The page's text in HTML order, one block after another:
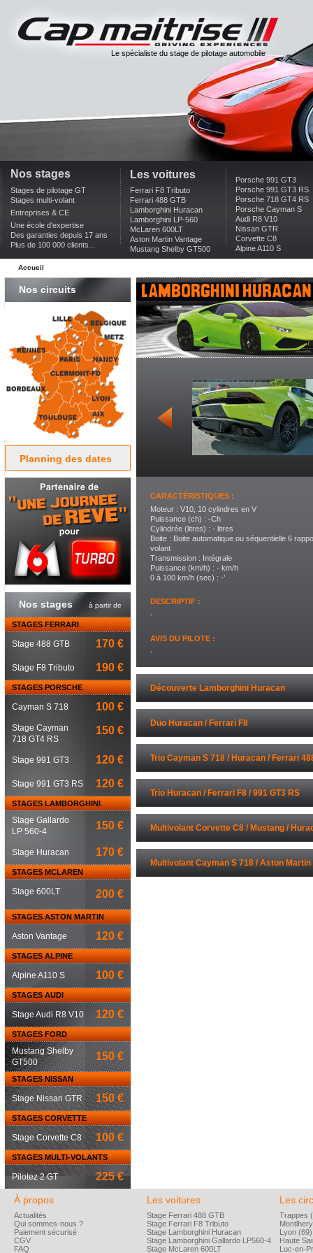
Le spécialiste du stage de pilotage automobile
Nos stages
Stages de pilotage GT
Stages multi-volant
Entreprises & CE
Une école d'expertise
Des garanties depuis 17 ans
Plus de 100 000 clients...
Les voitures
Ferrari F8 Tributo
Ferrari 488 GTB
Lamborghini Huracan
Lamborghini LP-560
McLaren 600LT
Aston Martin Vantage
Mustang Shelby GT500
Porsche 991 GT3
Porsche 991 GT3 RS
Porsche 718 GT4 RS
Porsche Cayman S
Audi R8 V10
Nissan GTR
Corvette C8
Alpine A110 S
Accueil
Nos circuits
Planning des dates
Nos stages à partir de
STAGES FERRARI
Stage 488 GTB 170 €
Stage F8 Tributo 190 €
STAGES PORSCHE
Cayman S 718 100 €
Stage Cayman
718 GT4 RS
150 €
Stage 991 GT3 120 €
Stage 991 GT3 RS 120 €
STAGES LAMBORGHINI
Stage Gallardo
LP 560-4
150 €
Stage Huracan 170 €
STAGES MCLAREN
Stage 600LT 200 €
STAGES ASTON MARTIN
Aston Vantage 120 €
STAGES ALPINE
Alpine A110 S 100 €
STAGES AUDI
Stage Audi R8 V10 120 €
STAGES FORD
Mustang Shelby
GT500
150 €
STAGES NISSAN
Stage Nissan GTR 150 €
STAGES CORVETTE
Stage Corvette C8 100 €
STAGES MULTI-VOLANTS
Pilotez 2 GT 225 €
lamborghini huracan
CARACTÉRISTIQUES :
Moteur : V10, 10 cylindres en V
Puissance (ch) : -Ch
Cylindrée (litres) : - litres
Boite : Boite automatique ou séquentielle 6
volant
Transmission : Intégrale
Puissance (km/h) : - km/h
0 à 100 km/h (sec) : -’
DESCRIPTIF :
-
AVIS DU PILOTE :
-
Découverte Lamborghini Huracan
Duo Huracan / Ferrari F8
Trio Cayman S 718 / Huracan / Ferrari
Trio Huracan / Ferrari F8 / 991 GT3 RS
Multivolant Corvette C8 / Mustang /
Multivolant Cayman S 718 / Aston Martin
À propos
Actualités
Qui sommes-nous ?
Paiement sécurisé
CGV
FAQ
Les voitures
Stage Ferrari 488 GTB
Stage Ferrari F8 Tributo
Stage Lamborghini Huracan
Stage Lamborghini Gallardo LP560-4
Stage McLaren 600LT
Les
Trappes
Lyon (69)
Haute
Luc-en-